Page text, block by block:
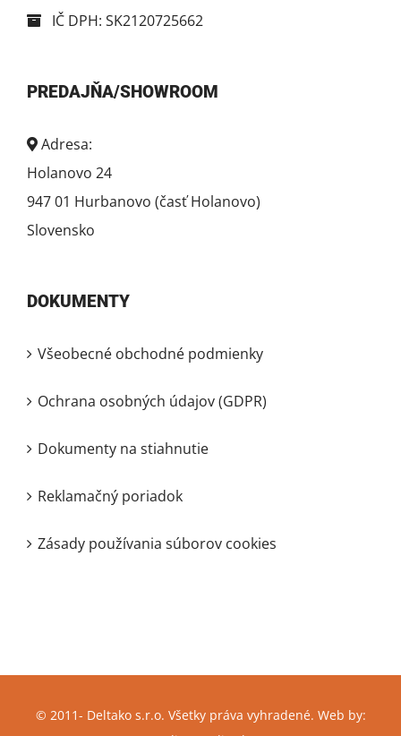
IČ DPH: SK2120725662
PREDAJŇA/SHOWROOM
Adresa:
Holanovo 24
947 01 Hurbanovo (časť Holanovo)
Slovensko
DOKUMENTY
Všeobecné obchodné podmienky
Ochrana osobných údajov (GDPR)
Dokumenty na stiahnutie
Reklamačný poriadok
Zásady používania súborov cookies
© 2011- Deltako s.r.o. Všetky práva vyhradené. Web by: